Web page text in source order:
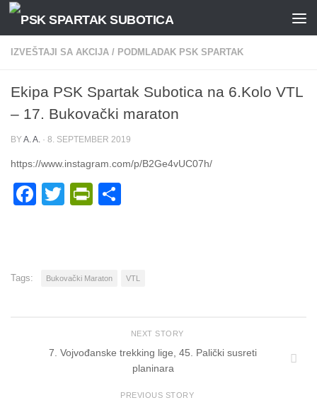
Skip to content
IZVEŠTAJI SA AKCIJA / PODMLADAK PSK SPARTAK
Ekipa PSK Spartak Subotica na 6.Kolo VTL
– 17. Bukovački maraton
BYA. A. · 8. SEPTEMBER 2019
https://www.instagram.com/p/B2Ge4vUC07h/
Facebook
TwitterPrintFriendly
Tags: Bukovački Maraton VTL
NEXT STORY
7. Vojvođanske trekking lige, 45. Palički susreti
planinara
PREVIOUS STORY